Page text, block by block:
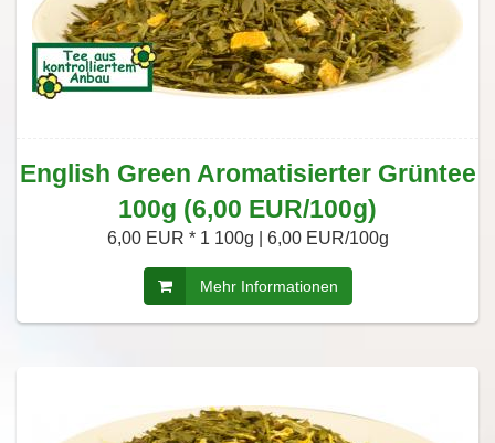
English Green Aromatisierter Grüntee
100g (6,00 EUR/100g)
6,00 EUR * 1 100g | 6,00 EUR/100g
Mehr Informationen